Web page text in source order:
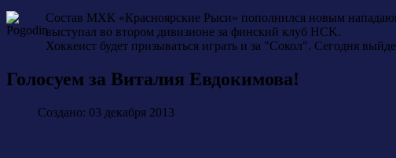
Состав МХК «Красноярские Рыси» пополнился новым
выступал во втором дивизионе за финский клуб HCK.
Хоккеист будет призываться играть и за "Сокол". Сегодня
Голосуем за Виталия Евдокимова!
Создано: 03 декабря 2013